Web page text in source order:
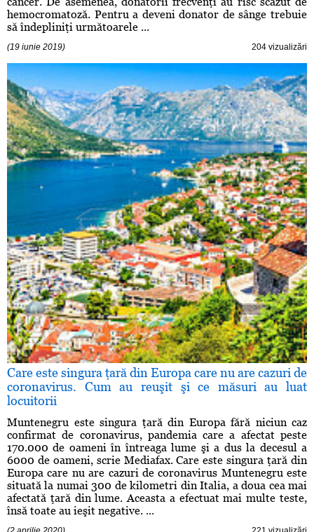
hemocromatoză. Pentru a deveni donator de sânge trebuie
să îndepliniţi următoarele ...
(19 iunie 2019) 204 vizualizări
Care este singura ţară din Europa care nu are cazuri de
coronavirus. Cum au reuşit şi ce măsuri au luat
locuitorii
Muntenegru este singura ţară din Europa fără niciun caz
confirmat de coronavirus, pandemia care a afectat peste
170.000 de oameni în întreaga lume şi a dus la decesul a
6000 de oameni, scrie Mediafax. Care este singura ţară din
Europa care nu are cazuri de coronavirus Muntenegru este
situată la numai 300 de kilometri din Italia, a doua cea mai
afectată ţară din lume. Aceasta a efectuat mai multe teste,
însă toate au ieşit negative. ...